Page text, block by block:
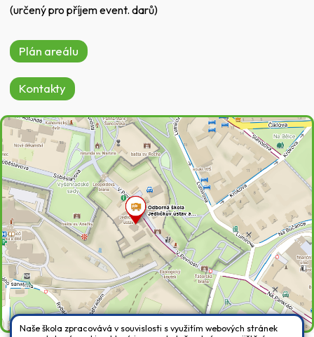
(určený pro příjem event. darů)
Plán areálu
Kontakty
Naše škola zpracovává v souvislosti s využitím webových stránek